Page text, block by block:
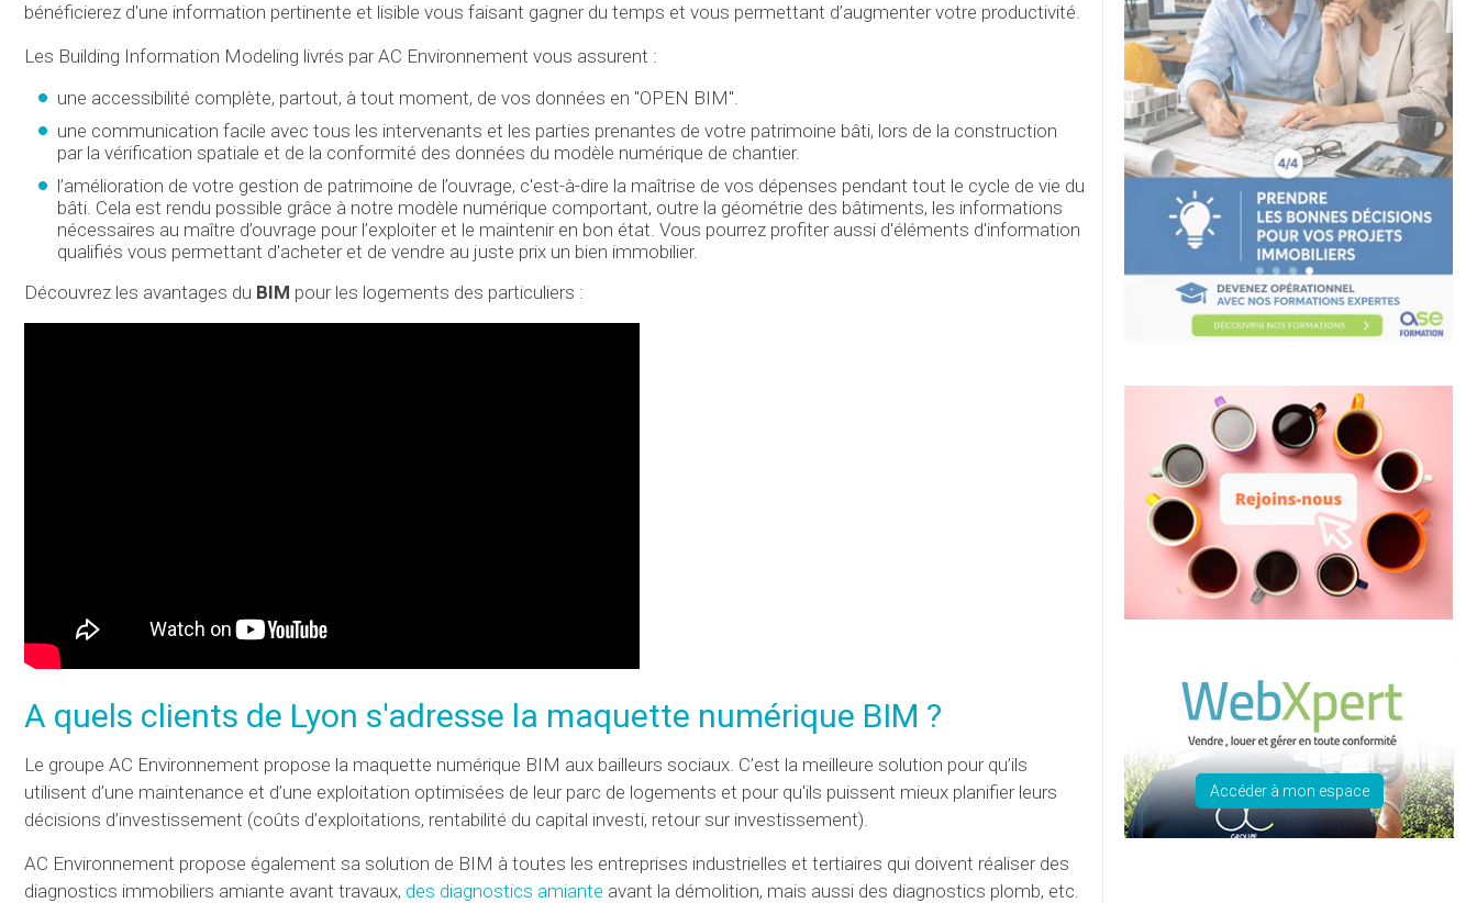
bénéficierez d'une information pertinente et lisible vous faisant gagner du temps et vous permettant d’augmenter votre productivité.
Les Building Information Modeling livrés par AC Environnement vous assurent :
une accessibilité complète, partout, à tout moment, de vos données en "OPEN BIM".
une communication facile avec tous les intervenants et les parties prenantes de votre patrimoine bâti, lors de la construction
par la vérification spatiale et de la conformité des données du modèle numérique de chantier.
l’amélioration de votre gestion de patrimoine de l’ouvrage, c'est-à-dire la maîtrise de vos dépenses pendant tout le cycle de vie du
bâti. Cela est rendu possible grâce à notre modèle numérique comportant, outre la géométrie des bâtiments, les informations
nécessaires au maître d’ouvrage pour l’exploiter et le maintenir en bon état. Vous pourrez profiter aussi d'éléments d'information
qualifiés vous permettant d'acheter et de vendre au juste prix un bien immobilier.
Découvrez les avantages du BIM pour les logements des particuliers :
A quels clients de Lyon s'adresse la maquette numérique BIM ?
Le groupe AC Environnement propose la maquette numérique BIM aux bailleurs sociaux. C’est la meilleure solution pour qu’ils
utilisent d’une maintenance et d’une exploitation optimisées de leur parc de logements et pour qu'ils puissent mieux planifier leurs
décisions d’investissement (coûts d’exploitations, rentabilité du capital investi, retour sur investissement).
AC Environnement propose également sa solution de BIM à toutes les entreprises industrielles et tertiaires qui doivent réaliser des
diagnostics immobiliers amiante avant travaux, des diagnostics amiante avant la démolition, mais aussi des diagnostics plomb, etc.
Accéder à mon espace